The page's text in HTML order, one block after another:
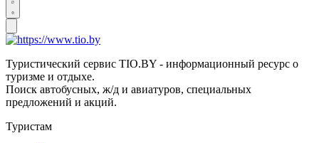
Туристический сервис TIO.BY - информационный ресурс о
туризме и отдыхе.
Поиск автобусных, ж/д и авиатуров, специальных
предложений и акций.
Туристам